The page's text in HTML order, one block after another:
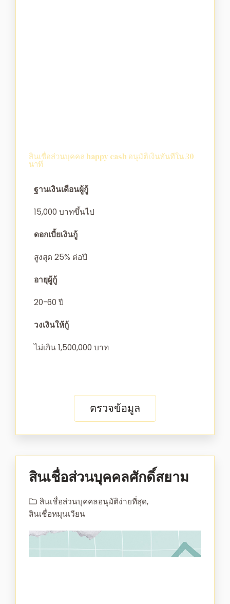
สินเชื่อส่วนบุคคล happy cash อนุมัติเงินทันทีใน 30
นาที
ฐานเงินเดือนผู้กู้
15,000 บาทขึ้นไป
ดอกเบี้ยเงินกู้
สูงสุด 25% ต่อปี
อายุผู้กู้
20-60 ปี
วงเงินให้กู้
ไม่เกิน 1,500,000 บาท
ตรวจข้อมูล
สินเชื่อส่วนบุคคลศักดิ์สยาม
สินเชื่อส่วนบุคคลอนุมัติง่ายที่สุด,
สินเชื่อหมุนเวียน